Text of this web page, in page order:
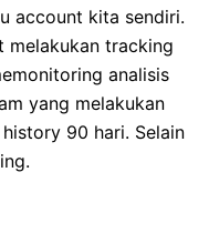
account kita sendiri.
melakukan tracking
analisis
yang melakukan
90 hari. Selain